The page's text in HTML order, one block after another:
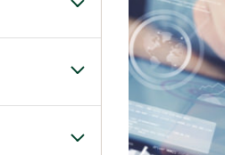
Alternar el submenú
Alternar el submenú
Alternar el submenú